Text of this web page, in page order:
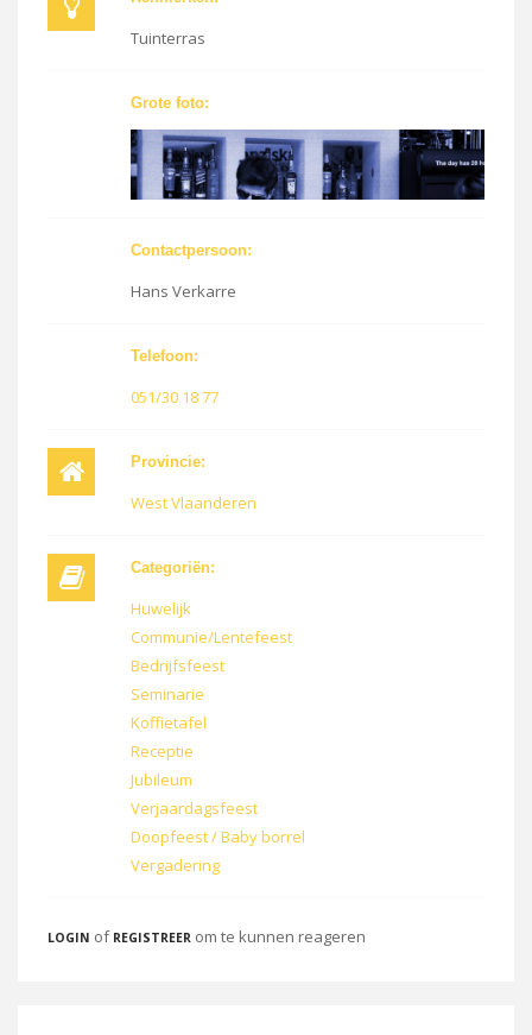
Tuinterras
Grote foto:
Contactpersoon:
Hans Verkarre
Telefoon:
051/30 18 77
Provincie:
West Vlaanderen
Categoriën:
Huwelijk
Communie/Lentefeest
Bedrijfsfeest
Seminarie
Koffietafel
Receptie
Jubileum
Verjaardagsfeest
Doopfeest / Baby borrel
Vergadering
LOGIN of REGISTREER om te kunnen reageren